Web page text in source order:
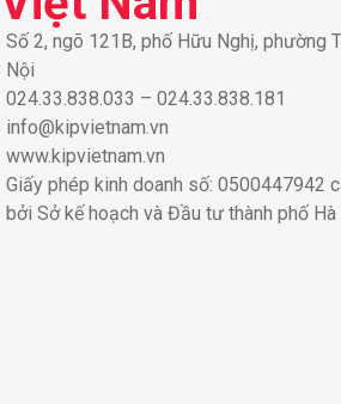
Số 2, ngõ 121B, phố Hữu Nghị, phường
Nội
024.33.838.033 – 024.33.838.181
info@kipvietnam.vn
www.kipvietnam.vn
Giấy phép kinh doanh số: 0500447942
bởi Sở kế hoạch và Đầu tư thành phố Hà